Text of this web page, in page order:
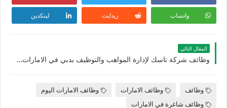
واتساب ريدايت لينكدين
المقال التالي
وظائف شركة تاسك لإدارة المواهب والتوظيف بدبي في الامارات تعلن عن توفر فرص عمل في العديد من التخصصات
وظائف وظائف الامارات
وظائف الامارات اليوم
وظائف شاغرة في الامارات